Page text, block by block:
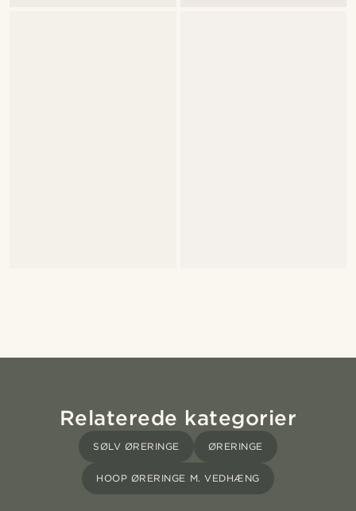
Relaterede kategorier
SØLV ØRERINGE ØRERINGE
HOOP ØRERINGE M. VEDHÆNG